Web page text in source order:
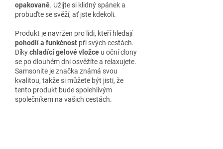
opakovaně. Užijte si klidný spánek a
probuďte se svěží, ať jste kdekoli.
Produkt je navržen pro lidi, kteří hledají
pohodlí a funkčnost při svých cestách.
Díkychladící gelové vložce u oční clony
se po dlouhém dni osvěžíte a relaxujete.
Samsonite je značka známá svou
kvalitou, takže si můžete být jisti, že
tento produkt bude spolehlivým
společníkem na vašich cestách.